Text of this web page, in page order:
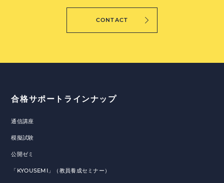
CONTACT
合格サポートラインナップ
通信講座
模擬試験
公開ゼミ
「KYOUSEMI」（教員養成セミナー）